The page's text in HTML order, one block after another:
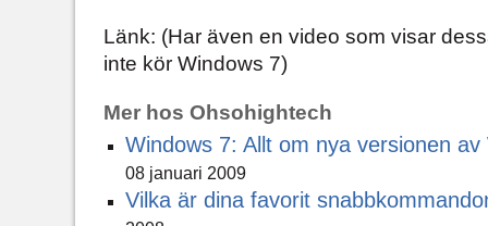
Länk: (Har även en video som visar
inte kör Windows 7)
Mer hos Ohsohightech
Windows 7: Allt om nya versionen av
08 januari 2009
Vilka är dina favorit